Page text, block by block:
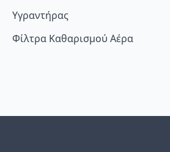
Υγραντήρας
Φίλτρα Καθαρισμού Αέρα